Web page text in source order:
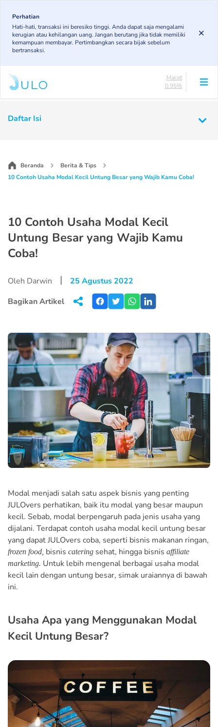
main
content
Perhatian
Hati-hati, transaksi ini beresiko tinggi. Anda dapat saja mengalami
kerugian atau kehilangan uang. Jangan berutang jika tidak memiliki
kemampuan membayar. Pertimbangkan secara bijak sebelum
bertransaksi.
Main
5.97%
KL
4.91%
Macet
0.95%
Macet
Daftar Isi
Beranda
Berita & Tips
10 Contoh Usaha Modal Kecil Untung Besar yang Wajib Kamu Coba!
10 Contoh Usaha Modal Kecil
Untung Besar yang Wajib Kamu
Coba!
Oleh Darwin |
25 Agustus 2022
Bagikan Artikel
Modal menjadi salah satu aspek bisnis yang penting
JULOvers perhatikan, baik itu modal yang besar maupun
kecil. Sebab, modal berpengaruh pada jenis usaha yang
dijalani. Terdapat contoh usaha modal kecil untung besar
yang dapat JULOvers coba, seperti bisnis makanan ringan,
frozen food, bisnis catering sehat, hingga bisnis affiliate
marketing. Untuk lebih mengenal berbagai usaha modal
kecil lain dengan untung besar, simak uraiannya di bawah
ini.
Usaha Apa yang Menggunakan Modal
Kecil Untung Besar?